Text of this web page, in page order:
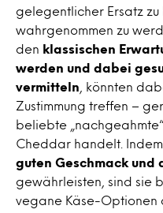
gelegentlicher Ersatz zu
wahrgenommen zu
den
klassischen
werden und dabei
vermitteln , könnten
Zustimmung treffen –
beliebte
Cheddar handelt.
guten Geschmack und
gewährleisten, sind sie
vegane Käse-Optionen